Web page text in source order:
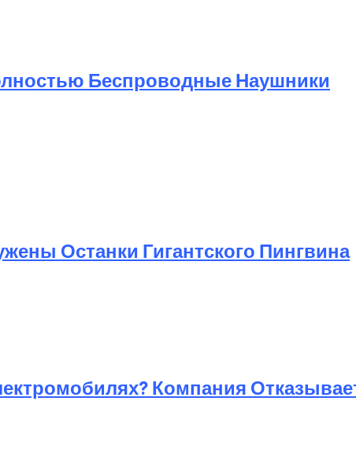
Беспроводные Наушники
Останки Гигантского Пингвина
Компания